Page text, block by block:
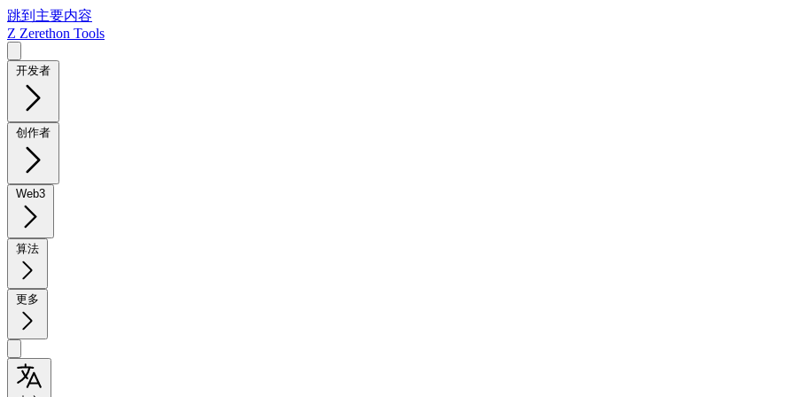
跳到主要内容
Z Zerethon Tools
开发者
创作者
Web3
算法
更多